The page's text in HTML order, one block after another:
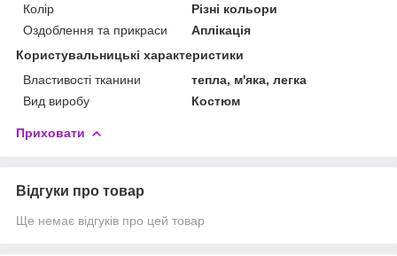
Колір
Різні кольори
Оздоблення та прикраси
Аплікація
Користувальницькі характеристики
Властивості тканини
тепла, м'яка, легка
Вид виробу
Костюм
Приховати
Відгуки про товар
Ще немає відгуків про цей товар